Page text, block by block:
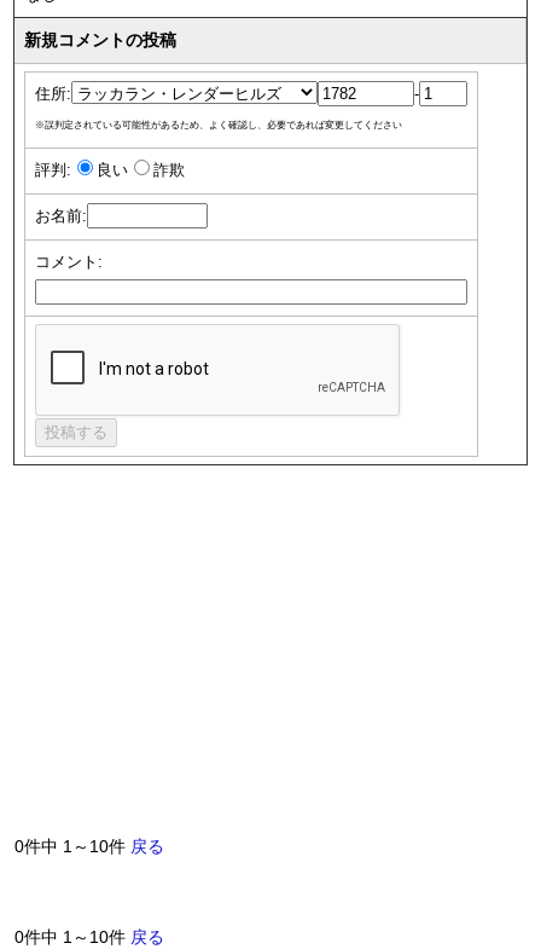
新規コメントの投稿
住所: -
※誤判定されている可能性があるため、よく確認し、必要であれば変更してください
評判: 良い 詐欺
お名前:
コメント:
0件中 1～10件 戻る
0件中 1～10件 戻る